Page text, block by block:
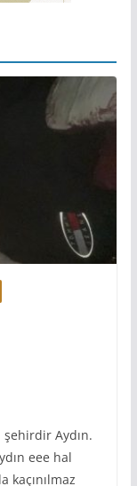
Aydın.
eee hal
kaçınılmaz